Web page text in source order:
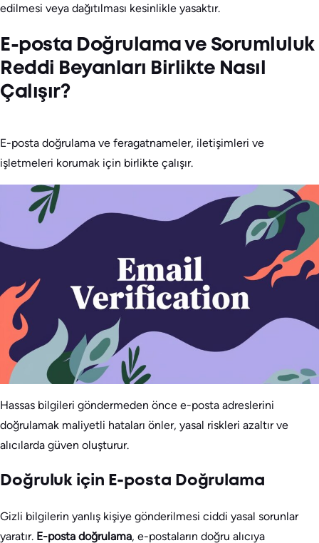
edilmesi veya dağıtılması kesinlikle yasaktır.
E-posta Doğrulama ve Sorumluluk
Reddi Beyanları Birlikte Nasıl
Çalışır?
E-posta doğrulama ve feragatnameler, iletişimleri ve
işletmeleri korumak için birlikte çalışır.
Hassas bilgileri göndermeden önce e-posta adreslerini
doğrulamak maliyetli hataları önler, yasal riskleri azaltır ve
alıcılarda güven oluşturur.
Doğruluk için E-posta Doğrulama
Gizli bilgilerin yanlış kişiye gönderilmesi ciddi yasal sorunlar
yaratır. E-posta doğrulama, e-postaların doğru alıcıya